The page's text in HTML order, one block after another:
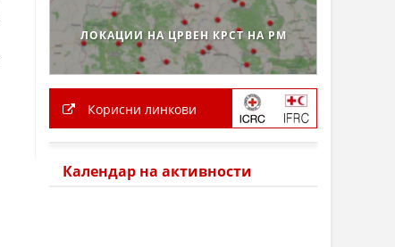
ЛОКАЦИИ НА ЦРВЕН КРСТ НА РМ
Корисни линкови
Календар на активности